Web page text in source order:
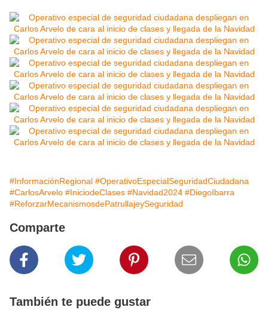
#InformaciónRegional #OperativoEspecialSeguridadCiudadana
#CarlosArvelo #IniciodeClases #Navidad2024 #DiegoIbarra
#ReforzarMecanismosdePatrullajeySeguridad
Comparte
También te puede gustar